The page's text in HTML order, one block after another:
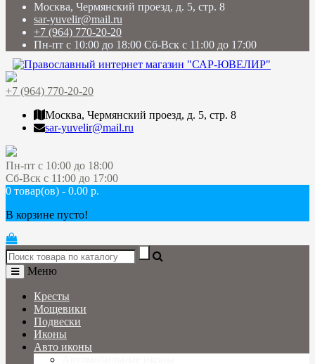
Москва, Чермянский проезд, д. 5, стр. 8
sar-yuvelir@mail.ru
+7 (964) 770-20-20
Пн-пт с 10:00 до 18:00 Сб-Вск с 11:00 до 17:00
+7 (964) 770-20-20
Москва, Чермянский проезд, д. 5, стр. 8
sar-yuvelir@mail.ru
Пн-пт с 10:00 до 18:00
Сб-Вск с 11:00 до 17:00
0 товар(ов) - 0.00 р.
В корзине пусто!
Меню
Кресты
Мощевики
Подвески
Иконы
Авто иконы